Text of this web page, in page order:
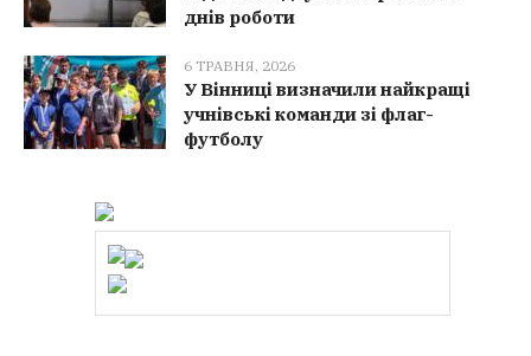
днів роботи
6 ТРАВНЯ, 2026
У Вінниці визначили найкращі
учнівські команди зі флаг-
футболу